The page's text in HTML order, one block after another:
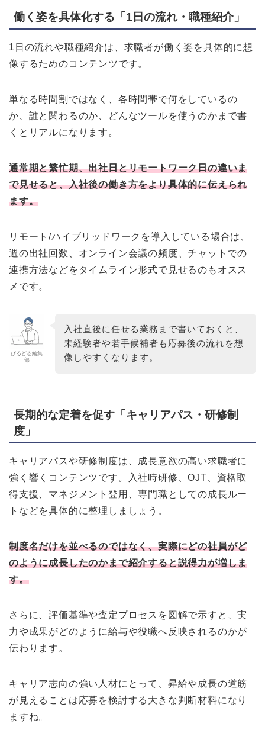
働く姿を具体化する「1日の流れ・職種紹介」
1日の流れや職種紹介は、求職者が働く姿を具体的に想
像するためのコンテンツです。
単なる時間割ではなく、各時間帯で何をしているの
か、誰と関わるのか、どんなツールを使うのかまで書
くとリアルになります。
通常期と繁忙期、出社日とリモートワーク日の違いま
で見せると、入社後の働き方をより具体的に伝えられ
ます。
リモート/ハイブリッドワークを導入している場合は、
週の出社回数、オンライン会議の頻度、チャットでの
連携方法などをタイムライン形式で見せるのもオスス
メです。
びるどる編集
部
入社直後に任せる業務まで書いておくと、
未経験者や若手候補者も応募後の流れを想
像しやすくなります。
長期的な定着を促す「キャリアパス・研修制
度」
キャリアパスや研修制度は、成長意欲の高い求職者に
強く響くコンテンツです。入社時研修、OJT、資格取
得支援、マネジメント登用、専門職としての成長ルー
トなどを具体的に整理しましょう。
制度名だけを並べるのではなく、実際にどの社員がど
のように成長したのかまで紹介すると説得力が増しま
す。
さらに、評価基準や査定プロセスを図解で示すと、実
力や成果がどのように給与や役職へ反映されるのかが
伝わります。
キャリア志向の強い人材にとって、昇給や成長の道筋
が見えることは応募を検討する大きな判断材料になり
ますね。